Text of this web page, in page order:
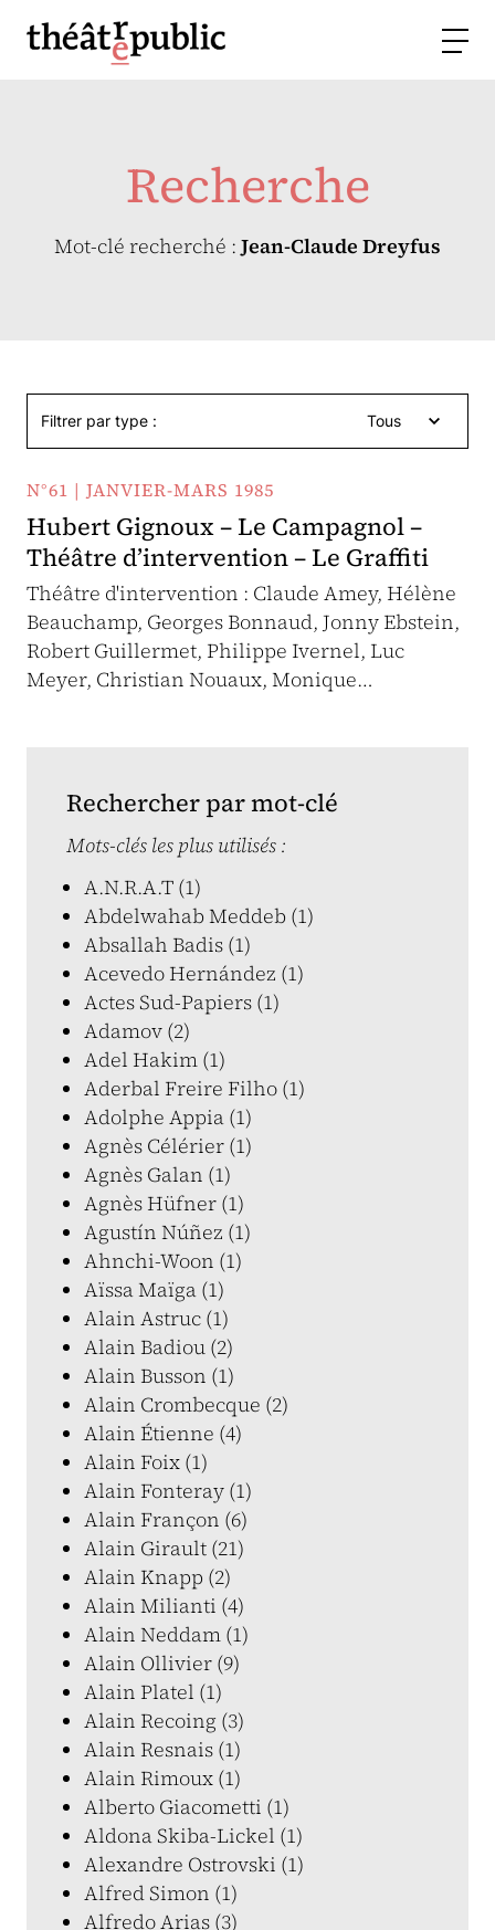
Recherche
Mot-clé recherché :Jean-Claude Dreyfus
Filtrer par type : Tous
N°61 | JANVIER-MARS 1985
Hubert Gignoux – Le Campagnol –
Théâtre d’intervention – Le Graffiti
Théâtre d'intervention : Claude Amey, Hélène
Beauchamp, Georges Bonnaud, Jonny Ebstein,
Robert Guillermet, Philippe Ivernel, Luc
Meyer, Christian Nouaux, Monique…
Rechercher par mot-clé
Mots-clés les plus utilisés :
A.N.R.A.T (1)
Abdelwahab Meddeb (1)
Absallah Badis (1)
Acevedo Hernández (1)
Actes Sud-Papiers (1)
Adamov (2)
Adel Hakim (1)
Aderbal Freire Filho (1)
Adolphe Appia (1)
Agnès Célérier (1)
Agnès Galan (1)
Agnès Hüfner (1)
Agustín Núñez (1)
Ahnchi-Woon (1)
Aïssa Maïga (1)
Alain Astruc (1)
Alain Badiou (2)
Alain Busson (1)
Alain Crombecque (2)
Alain Étienne (4)
Alain Foix (1)
Alain Fonteray (1)
Alain Françon (6)
Alain Girault (21)
Alain Knapp (2)
Alain Milianti (4)
Alain Neddam (1)
Alain Ollivier (9)
Alain Platel (1)
Alain Recoing (3)
Alain Resnais (1)
Alain Rimoux (1)
Alberto Giacometti (1)
Aldona Skiba-Lickel (1)
Alexandre Ostrovski (1)
Alfred Simon (1)
Alfredo Arias (3)